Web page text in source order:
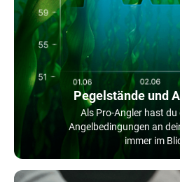
Pegelstände und
Als Pro-Angler hast du
Angelbedingungen an
immer im